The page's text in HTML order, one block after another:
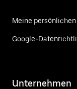
Meine
Google-
Unternehmen